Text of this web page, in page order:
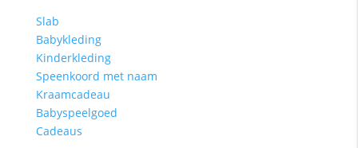
Slab
Babykleding
Kinderkleding
Speenkoord met naam
Kraamcadeau
Babyspeelgoed
Cadeaus